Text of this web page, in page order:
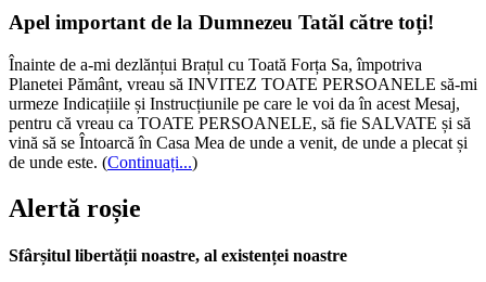
Apel important de la Dumnezeu Tatăl către toți!
Înainte de a-mi dezlănțui Brațul cu Toată Forța Sa, împotriva
Planetei Pământ, vreau să INVITEZ TOATE PERSOANELE să-mi
urmeze Indicațiile și Instrucțiunile pe care le voi da în acest Mesaj,
pentru că vreau ca TOATE PERSOANELE, să fie SALVATE și să
vină să se Întoarcă în Casa Mea de unde a venit, de unde a plecat și
de unde este. (Continuați...)
Alertă roșie
Sfârșitul libertății noastre, al existenței noastre